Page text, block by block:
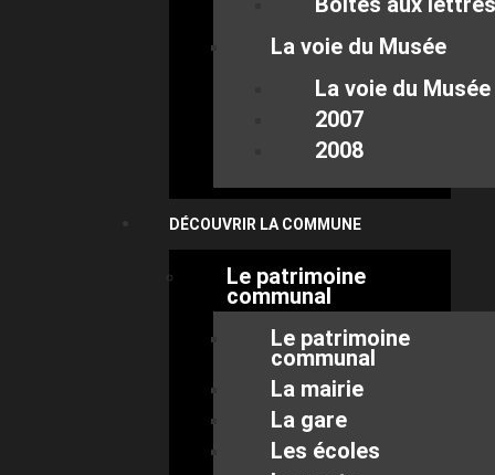
La voie du Musée
La voie du Musée
2007
2008
DÉCOUVRIR LA COMMUNE
Le patrimoine
communal
Le patrimoine
communal
La mairie
La gare
Les écoles